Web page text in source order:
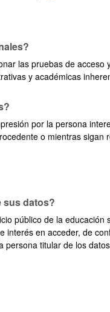
las pruebas de acceso
y académicas
por la persona
o mientras sigan
sus datos?
público de la
interés en acceder, de
titular de los